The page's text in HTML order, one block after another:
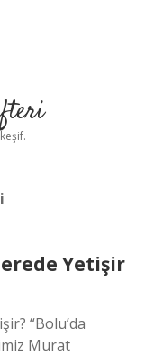
Yetişir
“Bolu’da
Murat